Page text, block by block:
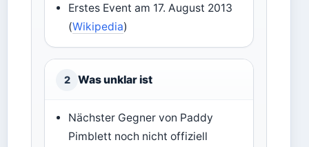
Erstes Event am 17. August 2013
(Wikipedia)
2 Was unklar ist
Nächster Gegner von Paddy
Pimblett noch nicht offiziell